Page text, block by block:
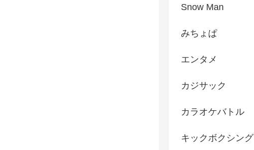
Snow Man
みちょぱ
エンタメ
カジサック
カラオケバトル
キックボクシング